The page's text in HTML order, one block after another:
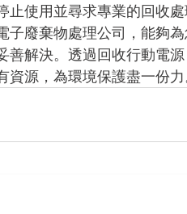
使用並尋求專業的回收處
子廢棄物處理公司，能夠
善解決。透過回收行動電
源，為環境保護盡一份力